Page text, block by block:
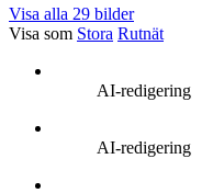
Visa alla 29 bilder
Visa som Stora Rutnät
AI-redigering
AI-redigering